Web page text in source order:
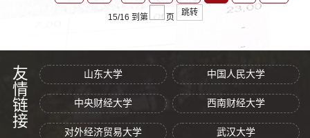
15/16 到第 页
跳转
友情链接 山东大学 中国人民大学
中央财经大学 西南财经大学
对外经济贸易大学 武汉大学